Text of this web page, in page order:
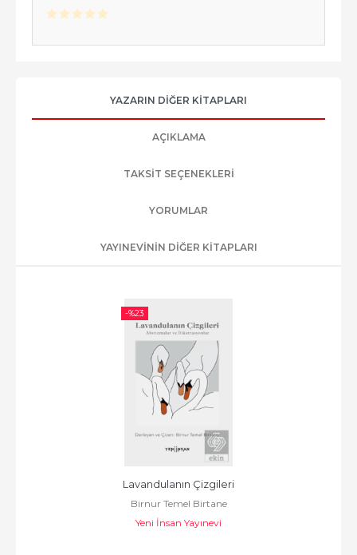
YAZARIN DIĞER KITAPLARI
AÇIKLAMA
TAKSIT SEÇENEKLERI
YORUMLAR
YAYINEVININ DIĞER KITAPLARI
-%23
Lavandulanın Çizgileri
Birnur Temel Birtane
Yeni İnsan Yayınevi